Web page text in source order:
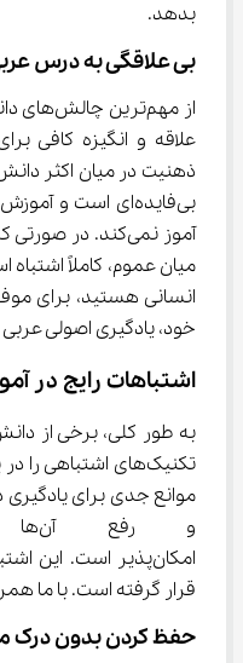
بدهد.
بی علاقگی به درس
از
علاقه و انگیزه کافی
ذهنیت در میان اکثر
بی‌فایده‌ای است و
آموز نمی‌کند. در
میان عموم، کاملاً اشتباه
انسانی هستید، برای
خود، یادگیری اصولی
اشتباهات رایج در
به طور کلی، برخی از
و
امکان‌پذیر است. این
قرار گرفته است. با ما
حفظ کردن بدون درک